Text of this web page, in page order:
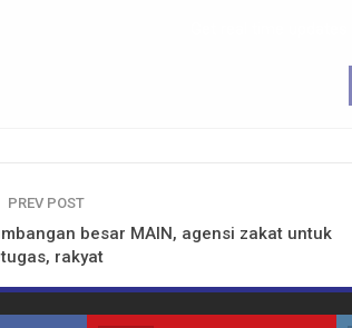
PREV POST
besar MAIN, agensi zakat untuk
rakyat